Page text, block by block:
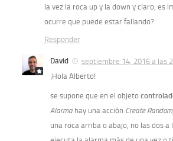
la vez la roca up y la down y claro, es
ocurre que puede estar fallando?
Responder
David
septiembre 14, 2016 a las
¡Hola Alberto!
se supone que en el objeto
Alarma hay una acción Create Random
una roca arriba o abajo, no las dos a